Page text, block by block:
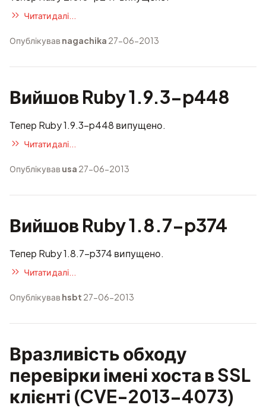
Читати далі...
Опублікував nagachika 27-06-2013
Вийшов Ruby 1.9.3-p448
Тепер Ruby 1.9.3-p448 випущено.
Читати далі...
Опублікував usa 27-06-2013
Вийшов Ruby 1.8.7-p374
Тепер Ruby 1.8.7-p374 випущено.
Читати далі...
Опублікував hsbt 27-06-2013
Вразливість обходу
перевірки імені хоста в SSL
клієнті (CVE-2013-4073)